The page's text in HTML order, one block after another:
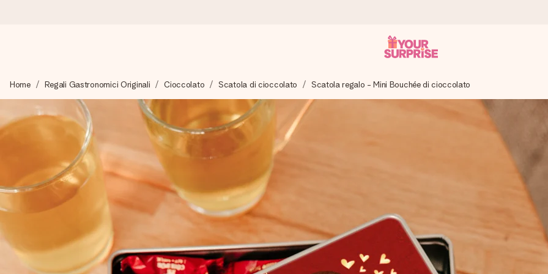
Prepariamo il tuo regalo con attenzione e lo spediamo in un lampo – così potrai consegnarlo al momento giusto, quando conta
4,7 (basato su +15.000 recensioni)
I nostri regali ispirano. I clienti ci valutano 4,7 su Google Reviews.
Biglietto d'auguri gratuito
Realizza qualcosa di unico in pochi passi – con il suo nome, una tua foto o un messaggio che tocchi il cuore. Nessuna
Home Regali Gastronomici Originali Cioccolato Scatola di cioccolato Scatola regalo - Mini Bouchée di cioccolato